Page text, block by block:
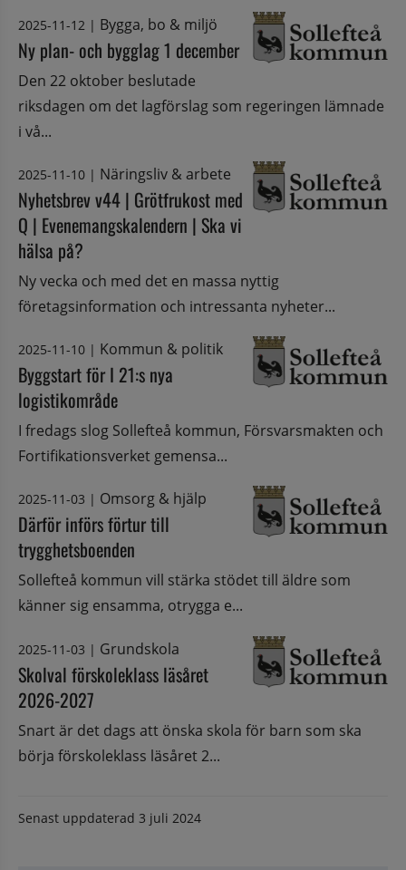
2025-11-12 | Bygga, bo & miljö
Ny plan- och bygglag 1 december
Den 22 oktober beslutade
riksdagen om det lagförslag som regeringen lämnade
i vå...
2025-11-10 | Näringsliv & arbete
Nyhetsbrev v44 | Grötfrukost med
Q | Evenemangskalendern | Ska vi
hälsa på?
Ny vecka och med det en massa nyttig
företagsinformation och intressanta nyheter...
2025-11-10 | Kommun & politik
Byggstart för I 21:s nya
logistikområde
I fredags slog Sollefteå kommun, Försvarsmakten och
Fortifikationsverket gemensa...
2025-11-03 | Omsorg & hjälp
Därför införs förtur till
trygghetsboenden
Sollefteå kommun vill stärka stödet till äldre som
känner sig ensamma, otrygga e...
2025-11-03 | Grundskola
Skolval förskoleklass läsåret
2026-2027
Snart är det dags att önska skola för barn som ska
börja förskoleklass läsåret 2...
Senast uppdaterad 3 juli 2024